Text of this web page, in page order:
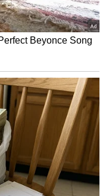
ಮೋದಿ-
US